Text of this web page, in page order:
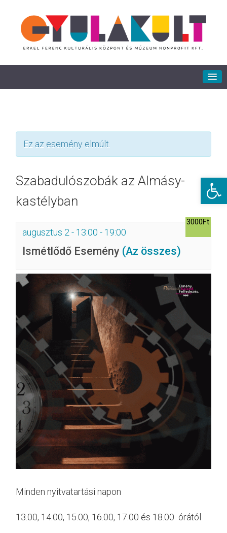
Ez az esemény elmúlt.
Szabadulószobák az Almásy-
kastélyban
augusztus 2 - 13:00 - 19:00
Ismétlődő Esemény (Az összes)
3000Ft
Minden nyitvatartási napon
13.00, 14.00, 15.00, 16.00, 17.00 és 18.00 órától